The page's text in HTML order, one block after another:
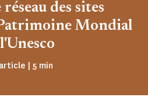
article | Temps de Lecture
5 min
des sites
Mondial